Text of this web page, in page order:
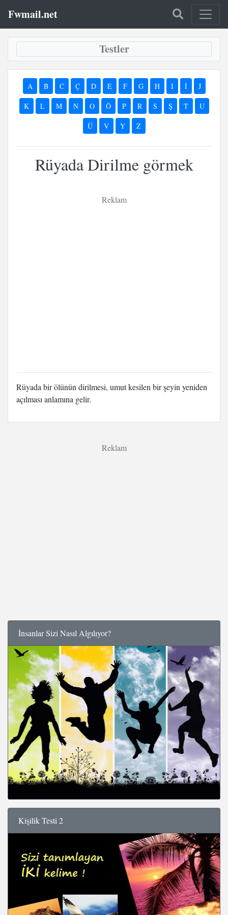
Fwmail.net
Testler
A B C Ç D E F G H I İ J
K L M N O Ö P R S Ş T U
Ü V Y Z
Rüyada Dirilme görmek
Reklam
Rüyada bir ölünün dirilmesi, umut kesilen bir şeyin yeniden
açılması anlamına gelir.
Reklam
İnsanlar Sizi Nasıl Algılıyor?
Kişilik Testi 2